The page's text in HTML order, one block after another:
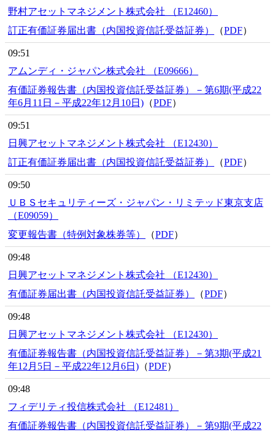
野村アセットマネジメント株式会社 （E12460）
訂正有価証券届出書（内国投資信託受益証券）
（PDF）
09:51
アムンディ・ジャパン株式会社 （E09666）
有価証券報告書（内国投資信託受益証券）－第6期(平成22
年6月11日－平成22年12月10日) （PDF）
09:51
日興アセットマネジメント株式会社 （E12430）
訂正有価証券届出書（内国投資信託受益証券）
（PDF）
09:50
ＵＢＳセキュリティーズ・ジャパン・リミテッド東京支店
（E09059）
変更報告書（特例対象株券等）
（PDF）
09:48
日興アセットマネジメント株式会社 （E12430）
有価証券届出書（内国投資信託受益証券）
（PDF）
09:48
日興アセットマネジメント株式会社 （E12430）
有価証券報告書（内国投資信託受益証券）－第3期(平成21
年12月5日－平成22年12月6日) （PDF）
09:48
フィデリティ投信株式会社 （E12481）
有価証券報告書（内国投資信託受益証券）－第9期(平成22